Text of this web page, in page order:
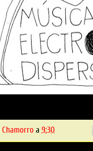
Chamorro a 9:30